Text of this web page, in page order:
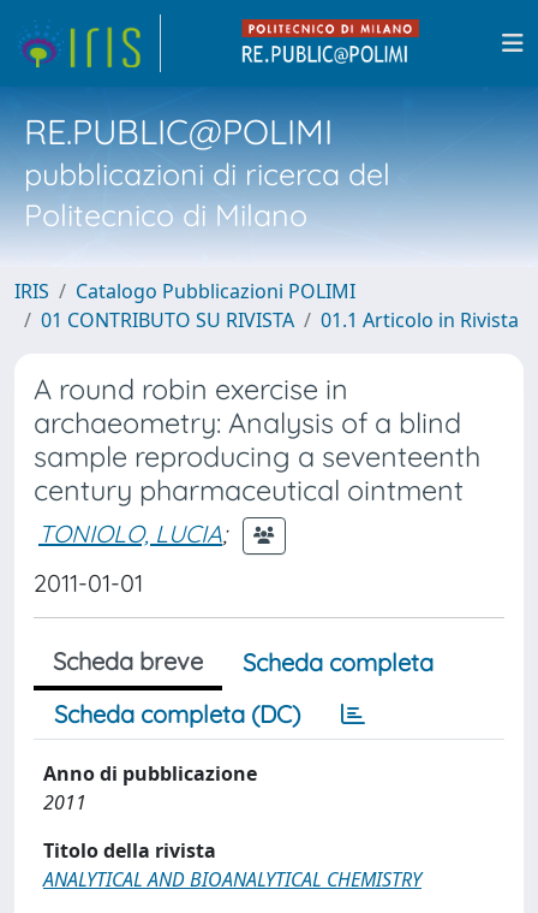
RE.PUBLIC@POLIMI
pubblicazioni di ricerca del
Politecnico di Milano
IRIS
Catalogo Pubblicazioni POLIMI
01 CONTRIBUTO SU RIVISTA
01.1 Articolo in Rivista
A round robin exercise in
archaeometry: Analysis of a blind
sample reproducing a seventeenth
century pharmaceutical ointment
TONIOLO, LUCIA;
2011-01-01
Scheda breve
Scheda completa
Scheda completa (DC)
Anno di pubblicazione
2011
Titolo della rivista
ANALYTICAL AND BIOANALYTICAL CHEMISTRY